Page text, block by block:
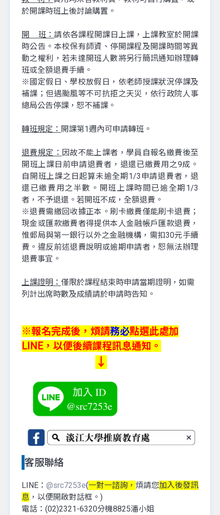
於開課時班上後討論購置。
開 班：請依各課程開課日上課，上課教室於開課
時公告。本校保有師資、停開課程及開課時間等異
動之權利，若未達開班人數將另行簡訊通知辦理轉
班或全額退費手續。
※國定假日、學校放假日，依老師授課狀況停課及
補課；但遇颱風等不可抗拒之天災，依行政院人事
總局公告停課，恕不補課。
轉班規定： 開課第1週內可申請轉班。
退費規定： 因故不能上課者，學員自報名繳費後至
開班上課日前申請退費者，退還已繳費用之9成。
自開班上課之日起算未逾全期1/3申請退費者，退
還已繳費用之半數。開班上課時間已逾全期1/3
者，不予退還。若開班不成，全額退費。
※退費需繳回收據正本。刷卡繳費僅能刷卡退費；
現金或匯款繳費者得提供本人金融帳戶匯款退費，
惟郵局與第一銀行以外之金融機構，需扣30元手續
費。違反前述退費說明或逾期申請者，恕無法辦理
退費事宜。
上課證明： 僅限於課程結束時申請當期證明，如需
列計出席時數及成績請於申請時告知。
※報名完成後，煩請務必點選此處加
LINE，以便後續課程訊息通知。
↓
客服聯絡
LINE： @src7253e(一對一諮詢， 煩請您加入後發訊
息 ，以便開啟對話框。)
電話：(02)2321-6320分機8825潘小姐